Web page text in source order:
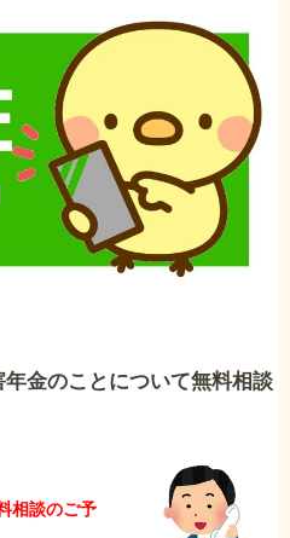
年金のことについて無料相談
相談のご予